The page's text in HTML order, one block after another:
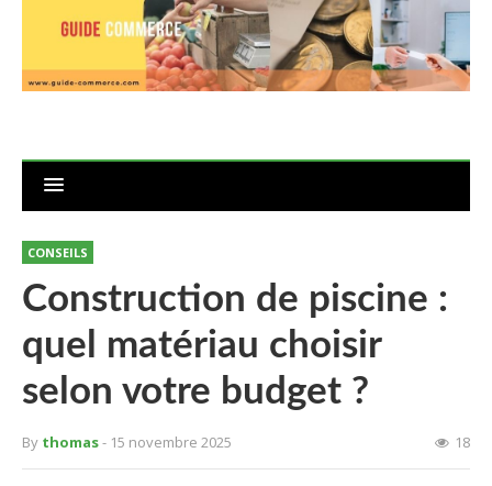
CONSEILS
Construction de piscine :
quel matériau choisir
selon votre budget ?
By thomas- 15 novembre 2025 18